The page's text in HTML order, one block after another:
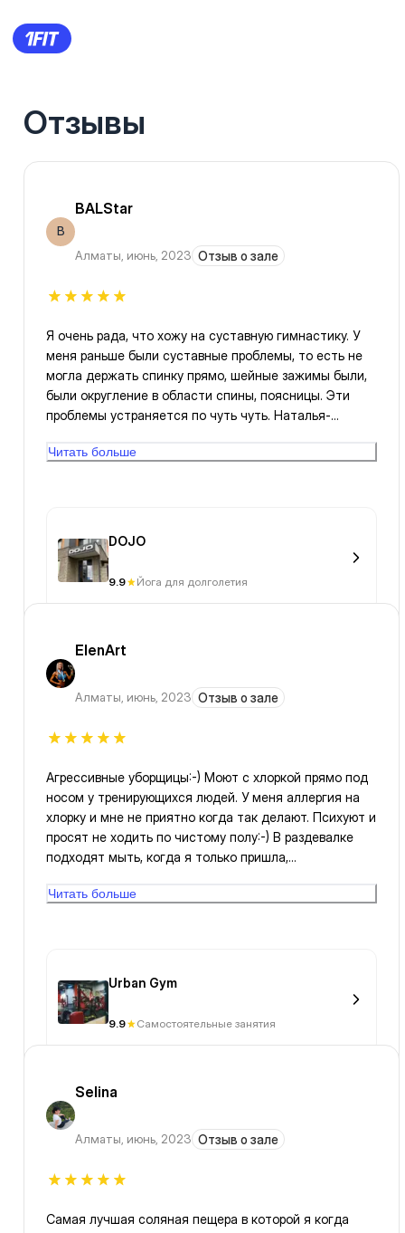
Отзывы
B
BALStar
Алматы, июнь, 2023 Отзыв о зале
Я очень рада, что хожу на суставную гимнастику. У
меня раньше были суставные проблемы, то есть не
могла держать спинку прямо, шейные зажимы были,
были округление в области спины, поясницы. Эти
проблемы устраняется по чуть чуть. Наталья-
Читать больше
DOJO
9.9 Йога для долголетия
ElenArt
Алматы, июнь, 2023 Отзыв о зале
Агрессивные уборщицы:-) Моют с хлоркой прямо под
носом у тренирующихся людей. У меня аллергия на
хлорку и мне не приятно когда так делают. Психуют и
просят не ходить по чистому полу:-) В раздевалке
подходят мыть, когда я только пришла,
предложила ей подождать 2 минуты, ведь я сейчас
Читать больше
Urban Gym
9.9 Самостоятельные занятия
Selina
Алматы, июнь, 2023 Отзыв о зале
Самая лучшая соляная пещера в которой я когда